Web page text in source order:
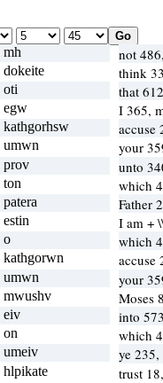
mh
not
dokeite
think
oti
that
egw
I 365,
kathgorhsw
accuse
umwn
your
prov
unto
ton
which
patera
Father
estin
I am +
o
which
kathgorwn
accuse
umwn
your
mwushv
Moses
eiv
into
on
which
umeiv
ye
hlpikate trust